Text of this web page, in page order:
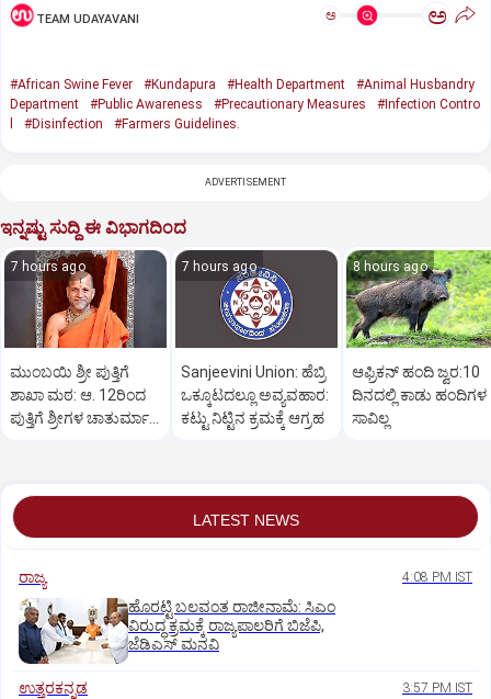
TEAM UDAYAVANI ಅ ಅ
#African Swine Fever #Kundapura #Health Department
#Animal Husbandry
Department
#Public Awareness #Precautionary Measures
#Infection Contro
#Disinfection #Farmers Guidelines.
ADVERTISEMENT
ಇನ್ನಷ್ಟು ಸುದ್ದಿ ಈ ವಿಭಾಗದಿಂದ
7 hours ago
ಮುಂಬಯಿ ಶ್ರೀ ಪುತ್ತಿಗೆ
ಶಾಖಾ ಮಠ: ಆ. 12ರಿಂದ
ಪುತ್ತಿಗೆ ಶ್ರೀಗಳ ಚಾತುರ್ಮಾಸ
7 hours ago
Sanjeevini Union: ಹೆಬ್ರಿ
ಒಕ್ಕೂಟದಲ್ಲೂ ಅವ್ಯವಹಾರ:
ಕಟ್ಟು ನಿಟ್ಟಿನ ಕ್ರಮಕ್ಕೆ ಆಗ್ರಹ
8 hours ago
ಆಫ್ರಿಕನ್‌ ಹಂದಿ ಜ್ವರ:10
ದಿನದಲ್ಲಿ ಕಾಡು ಹಂದಿಗಳ
ಸಾವಿಲ್ಲ
LATEST NEWS
ರಾಜ್ಯ 4:08 PM IST
ಹೊರಟ್ಟಿ ಬಲವಂತ ರಾಜೀನಾಮೆ: ಸಿಎಂ
ವಿರುದ್ಧ ಕ್ರಮಕ್ಕೆ ರಾಜ್ಯಪಾಲರಿಗೆ ಬಿಜೆಪಿ,
ಜೆಡಿಎಸ್ ಮನವಿ
ಉತ್ತರಕನ್ನಡ 3:57 PM IST